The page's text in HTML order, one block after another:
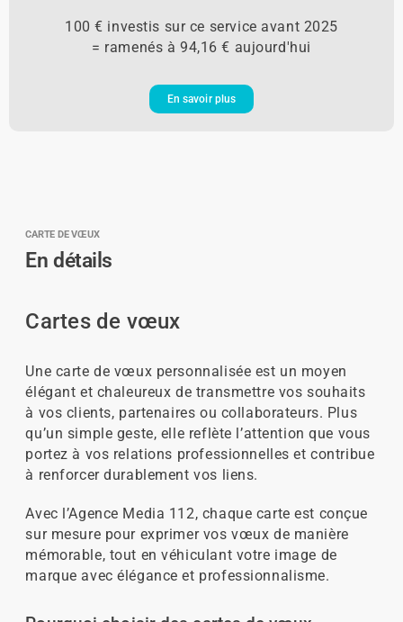
100 € investis sur ce service avant 2025
= ramenés à 94,16 € aujourd'hui
En savoir plus
CARTE DE VŒUX
En détails
Cartes de vœux
Une carte de vœux personnalisée est un moyen
élégant et chaleureux de transmettre vos souhaits
à vos clients, partenaires ou collaborateurs. Plus
qu’un simple geste, elle reflète l’attention que vous
portez à vos relations professionnelles et contribue
à renforcer durablement vos liens.
Avec l’Agence Media 112, chaque carte est conçue
sur mesure pour exprimer vos vœux de manière
mémorable, tout en véhiculant votre image de
marque avec élégance et professionnalisme.